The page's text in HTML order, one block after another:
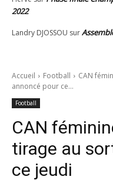
2022
Landry DJOSSOU sur